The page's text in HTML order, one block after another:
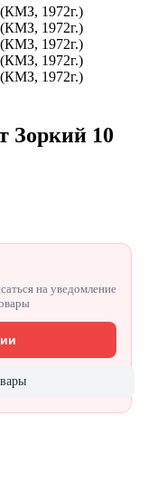
Зоркий 10
на уведомление